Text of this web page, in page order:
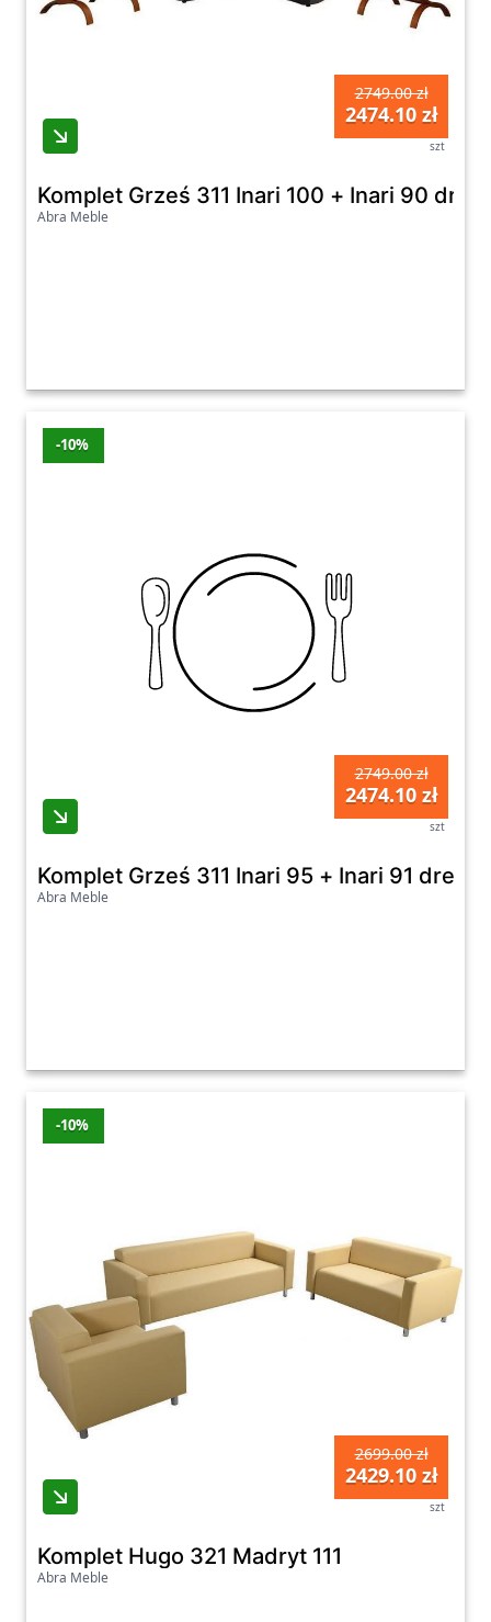
2749.00 zł
2474.10 zł
szt
Komplet Grześ 311 Inari 100 + Inari 90
Abra Meble
-10%
2749.00 zł
2474.10 zł
szt
Komplet Grześ 311 Inari 95 + Inari 91
Abra Meble
-10%
2699.00 zł
2429.10 zł
szt
Komplet Hugo 321 Madryt 111
Abra Meble